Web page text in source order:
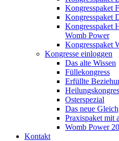
Kongresspaket
Kongresspaket
Kongresspaket
Womb Power
Kongresspaket
Kongresse einloggen
Das alte Wissen
Füllekongress
Erfüllte
Osterspezial
Das neue
Praxispaket mit
Womb Power
Kontakt